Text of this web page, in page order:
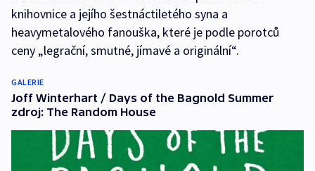
knihovnice a jejího šestnáctiletého syna a
heavymetalového fanouška, které je podle porotců
ceny „legrační, smutné, jímavé a originální“.
GALERIE
Joff Winterhart / Days of the Bagnold Summer
zdroj: The Random House